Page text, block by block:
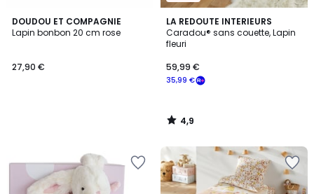
DOUDOU ET COMPAGNIE
Lapin bonbon 20 cm rose
27,90 €
LA REDOUTE INTERIEURS
Caradou® sans couette, Lapin
fleuri
35,99 €
59,99 €
4,9
/ 5
4,9
/